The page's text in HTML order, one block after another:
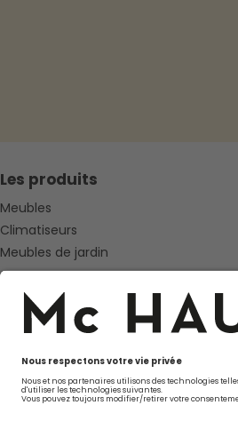
Les produits
Meubles
Climatiseurs
Meubles de jardin